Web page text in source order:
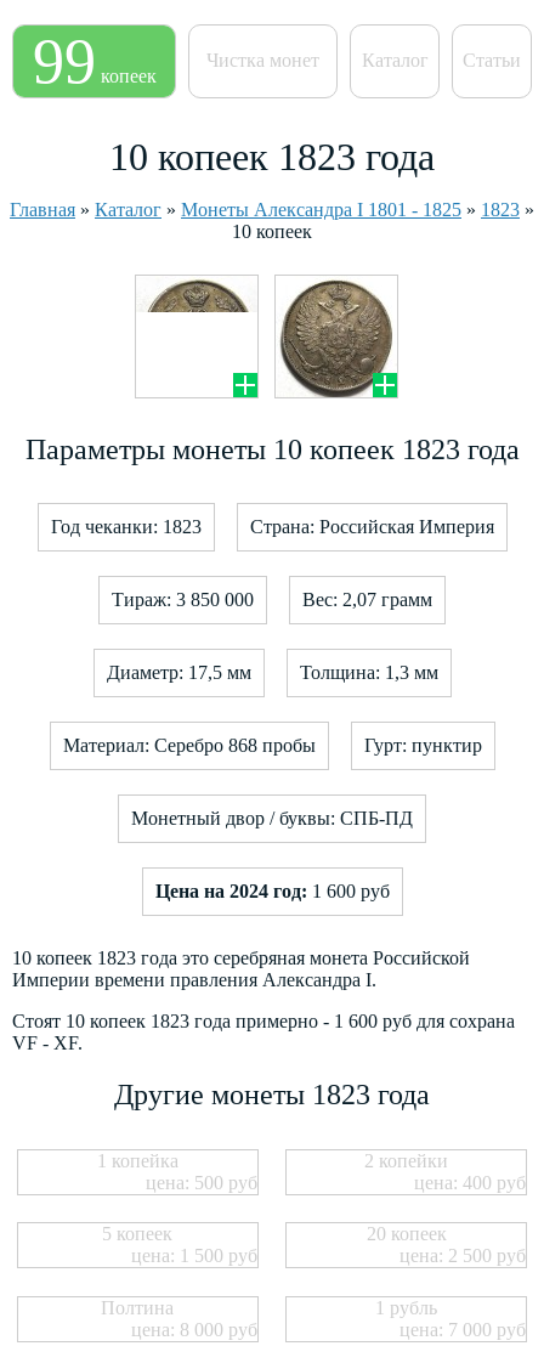
99 копеек
Чистка монет Каталог Статьи
10 копеек 1823 года
Главная » Каталог » Монеты Александра I 1801 - 1825 » 1823 »
10 копеек
Параметры монеты 10 копеек 1823 года
Год чеканки: 1823 Страна: Российская Империя
Тираж: 3 850 000 Вес: 2,07 грамм
Диаметр: 17,5 мм Толщина: 1,3 мм
Материал: Серебро 868 пробы Гурт: пунктир
Монетный двор / буквы: СПБ-ПД
Цена на 2024 год: 1 600 руб
10 копеек 1823 года это серебряная монета Российской
Империи времени правления Александра I.
Стоят 10 копеек 1823 года примерно - 1 600 руб для сохрана
VF - XF.
Другие монеты 1823 года
1 копейка
цена: 500 руб
2 копейки
цена: 400 руб
5 копеек
цена: 1 500 руб
20 копеек
цена: 2 500 руб
Полтина
цена: 8 000 руб
1 рубль
цена: 7 000 руб